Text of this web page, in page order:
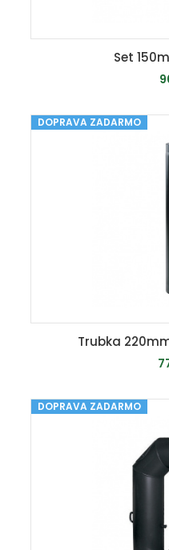
Set
DOPRAVA ZADARMO
Trubka
DOPRAVA ZADARMO